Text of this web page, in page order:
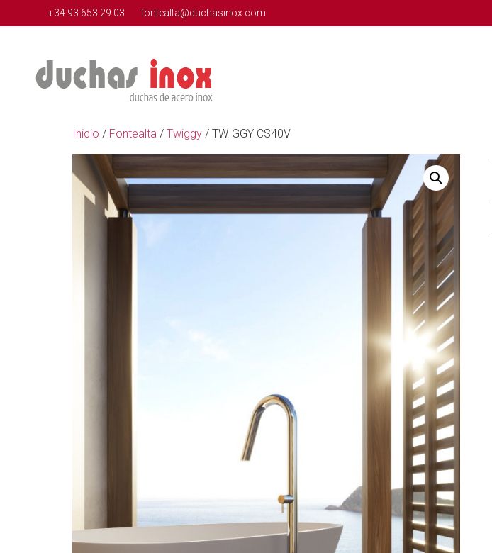
+34 93 653 29 03 fontealta@duchasinox.com
Inicio / Fontealta / Twiggy / TWIGGY CS40V